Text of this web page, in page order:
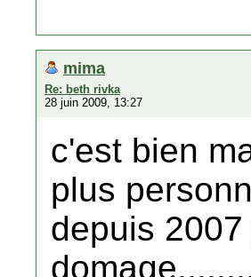
mima
Re: beth rivka
28 juin 2009, 13:27
c'est bien
plus
depuis